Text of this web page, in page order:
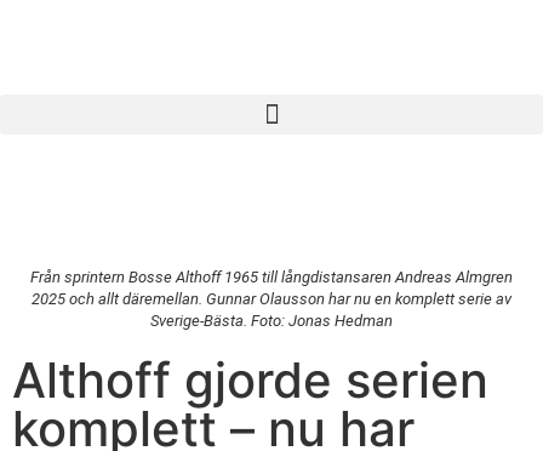
Från sprintern Bosse Althoff 1965 till långdistansaren Andreas Almgren
2025 och allt däremellan. Gunnar Olausson har nu en komplett serie av
Sverige-Bästa. Foto: Jonas Hedman
Althoff gjorde serien
komplett – nu har